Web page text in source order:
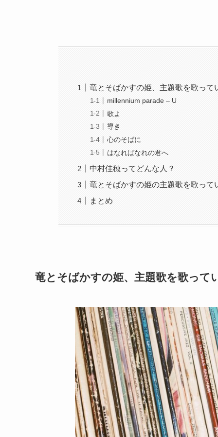
竜とそばかすの姫、主題歌を歌って
millennium parade – U
歌よ
導き
心のそばに
はなればなれの君へ
中村佳穂ってどんな人？
竜とそばかすの姫の主題歌を歌っ
まとめ
竜とそばかすの姫、主題歌を歌って